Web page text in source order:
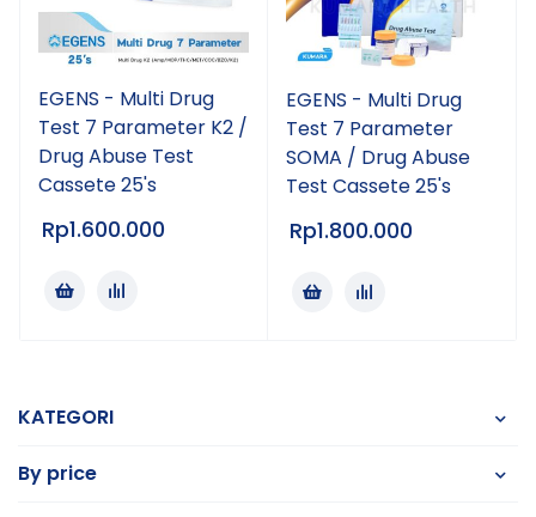
KATEGORI
By price
EGENS - Multi Drug
Test 7 Parameter K2 /
Drug Abuse Test
Cassete 25's
Rp1.600.000
EGENS - Multi Drug
Test 7 Parameter
SOMA / Drug Abuse
Test Cassete 25's
Rp1.800.000